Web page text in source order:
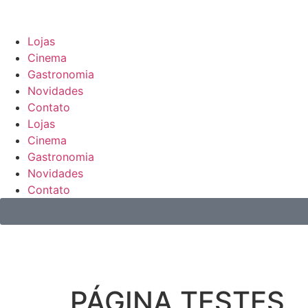
Lojas
Cinema
Gastronomia
Novidades
Contato
Lojas
Cinema
Gastronomia
Novidades
Contato